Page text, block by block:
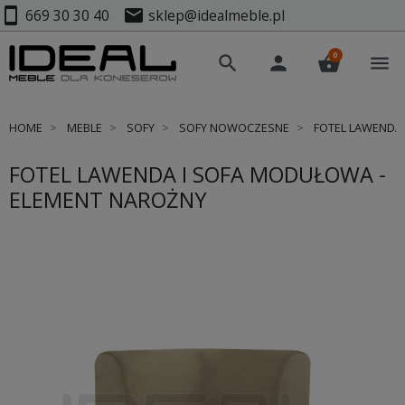
smartphone 669 30 30 40 mail sklep@idealmeble.pl
search person shopping_basket
0 menu
HOME MEBLE SOFY SOFY NOWOCZESNE FOTEL
FOTEL LAWENDA I SOFA MODUŁOWA -
ELEMENT NAROŻNY